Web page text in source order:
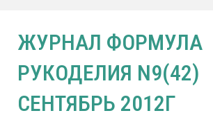
ЖУРНАЛ ФОРМУЛА
РУКОДЕЛИЯ N9(42)
СЕНТЯБРЬ 2012Г